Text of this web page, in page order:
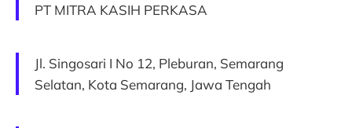
PT MITRA KASIH PERKASA
Jl. Singosari I No 12, Pleburan, Semarang
Selatan, Kota Semarang, Jawa Tengah